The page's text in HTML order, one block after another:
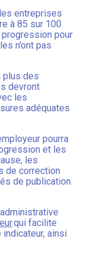
entreprises
à 85 sur 100
pour
n’ont pas
plus des
devront
les
adéquates
pourra
et les
les
de correction
de publication
qui facilite
indicateur, ainsi